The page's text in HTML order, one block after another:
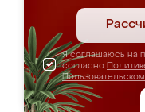
Я соглашаюсь на
согласно